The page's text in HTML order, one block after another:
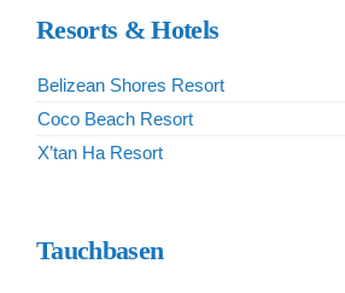
Resorts & Hotels
Belizean Shores Resort
Coco Beach Resort
X’tan Ha Resort
Tauchbasen